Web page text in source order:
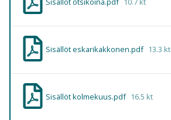
Sisällöt eskarikakkonen.pdf 13.3 kt
Sisällöt kolmekuus.pdf 16.5 kt